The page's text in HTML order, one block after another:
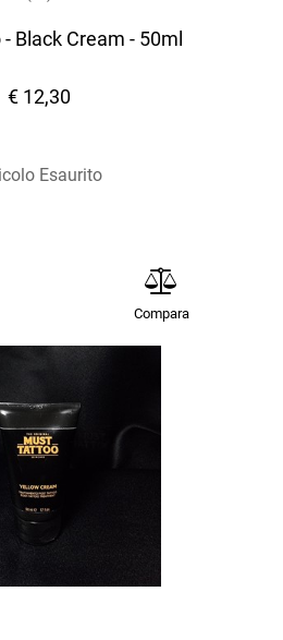
Black Cream - 50ml
€ 12,30
Esaurito
Compara